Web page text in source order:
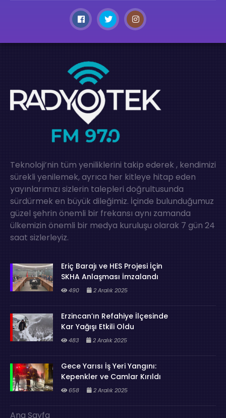
Teknoloji’nin tüm yeniliklerini takip ederek , kendimizi
sürekli yenilemek, ayrıca her kitleye hitap eden
yayınlarımızı sizlerin talepleri doğrultusunda
sürdürmek en büyük dileğimiz. İçinde bulunduğumuz
güzel şehrin önemli bir frekansı aynı zamanda
ülkemizin önemli bir medya kuruluşu olarak 7 gün 24
saat sizlerleyiz.
Eriç Barajı ve HES Projesi İçin
SKHA Anlaşması İmzalandı
490 2 Aralık 2025
Erzincan’ın Refahiye İlçesinde
Kar Yağışı Etkili Oldu
483 2 Aralık 2025
Gece Yarısı İş Yeri Yangını:
Kepenkler ve Camlar Kırıldı
658 2 Aralık 2025
Ana Sayfa